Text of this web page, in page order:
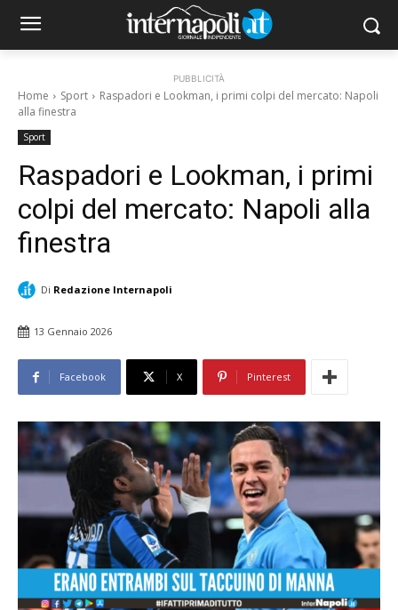
PUBBLICITÀ
Home Sport
Raspadori e Lookman, i primi colpi del mercato: Napoli
alla finestra
Sport
Raspadori e Lookman, i primi
colpi del mercato: Napoli alla
finestra
Di Redazione Internapoli
13 Gennaio 2026
Facebook X Pinterest